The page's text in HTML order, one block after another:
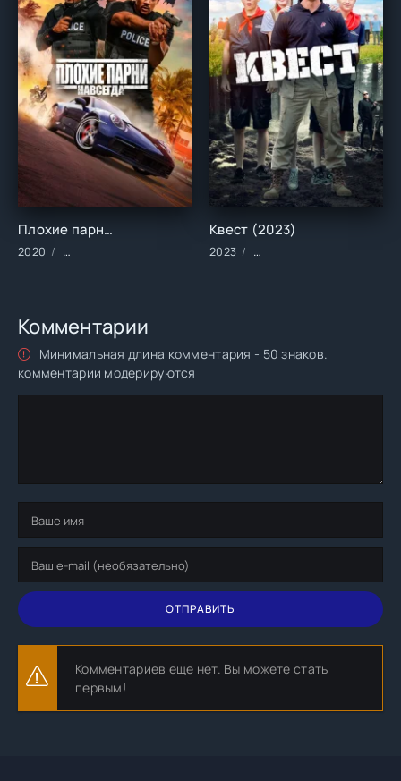
Плохие парни навсегда (2020)
2020 Фильмы/2020 год/Зарубежные/Боевик/Комедии/Криминал/
Квест (2023)
2023 Фильмы/2023 год/
Комментарии
Минимальная длина комментария - 50 знаков.
комментарии модерируются
ОТПРАВИТЬ
Комментариев еще нет. Вы можете стать
первым!